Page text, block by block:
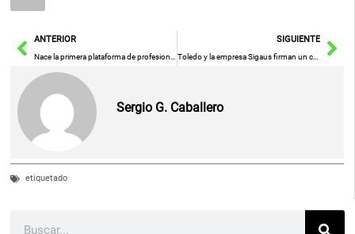
AntANTERIOR SIGUIENTE
Sergio G. Caballero
etiquetado